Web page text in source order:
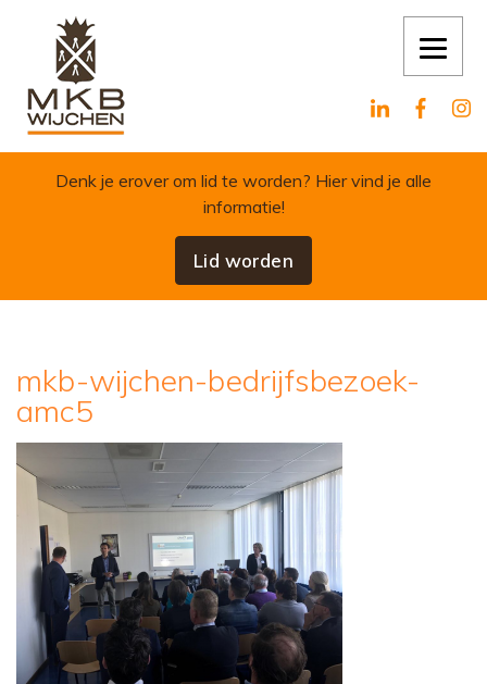
Skip to content
Denk je erover om lid te worden? Hier vind je alle
informatie!
Lid worden
mkb-wijchen-bedrijfsbezoek-
amc5